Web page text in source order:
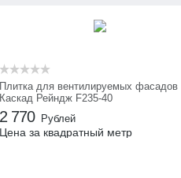
Плитка для вентилируемых фасадов
Каскад Рейндж F235-40
2 770 Рублей
Цена за квадратный метр